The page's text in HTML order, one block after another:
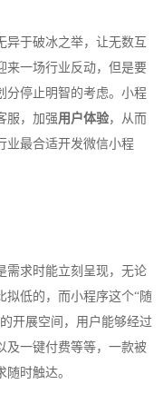
于破冰之举，让无数互
来一场行业反动，但是要
分停止明智的考虑。小程
服，加强用户体验，从而
业最合适开发微信小程
求时能立刻呈现，无论
拟低的，而小程序这个“随
开展空间，用户能够经过
及一键付费等等，一款被
时触达。